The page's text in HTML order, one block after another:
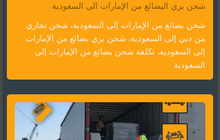
شحن بري البضائع من الإمارات الى السعودية
شحن بضائع من الإمارات إلى السعودية، شحن تجاري
من دبي إلى السعودية، شحن بري بضائع من الإمارات
إلى السعودية، تكلفة شحن بضائع من الإمارات إلى
السعودية